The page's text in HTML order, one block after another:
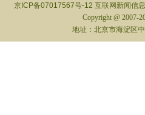
京ICP备07017567号-12 互联网新闻信
Copyright @ 2007-
地址：北京市海淀区